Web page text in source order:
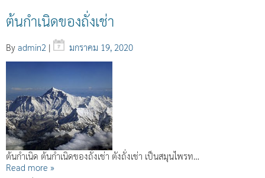
ต้นกำเนิดของถั่งเช่า
By admin2 | มกราคม 19, 2020
ต้นกำเนิด ต้นกำเนิดของถั่งเช่า ตังถั่งเช่า เป็นสมุนไพรท…
Read more »